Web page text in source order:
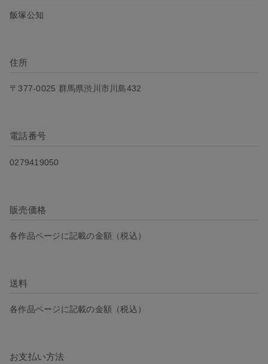
飯塚公知
住所
〒377-0025 群馬県渋川市川島432
電話番号
0279419050
販売価格
各作品ページに記載の金額（税込）
送料
各作品ページに記載の金額（税込）
お支払い方法